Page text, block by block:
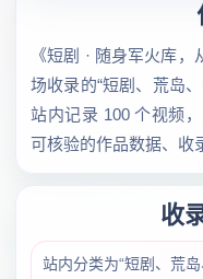
《短剧 · 随身军火库
场收录的“短剧、荒岛
站内记录 100 个视频
可核验的作品数据、收
收
站内分类为“短剧、荒